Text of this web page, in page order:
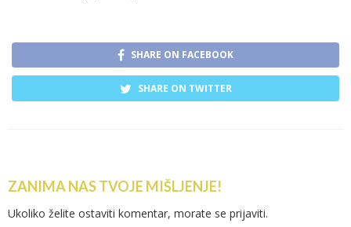
SHARE ON FACEBOOK
SHARE ON TWITTER
ZANIMA NAS TVOJE MIŠLJENJE!
Ukoliko želite ostaviti komentar, morate se prijaviti.